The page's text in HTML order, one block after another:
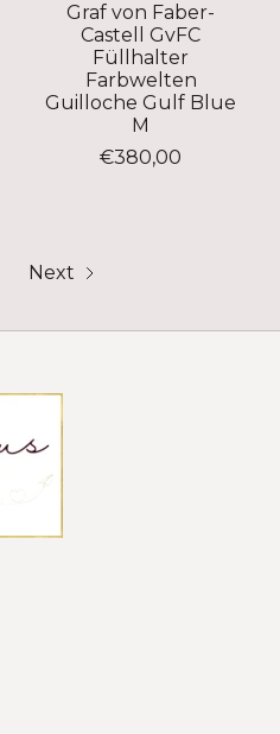
Graf von Faber-
Castell GvFC
Füllhalter
Farbwelten
Guilloche Gulf Blue
M
€380,00
Next